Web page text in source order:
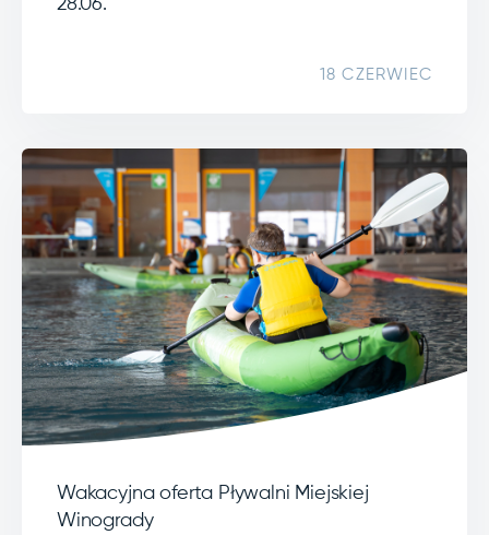
28.06.
18 CZERWIEC
Wakacyjna oferta Pływalni Miejskiej
Winogrady